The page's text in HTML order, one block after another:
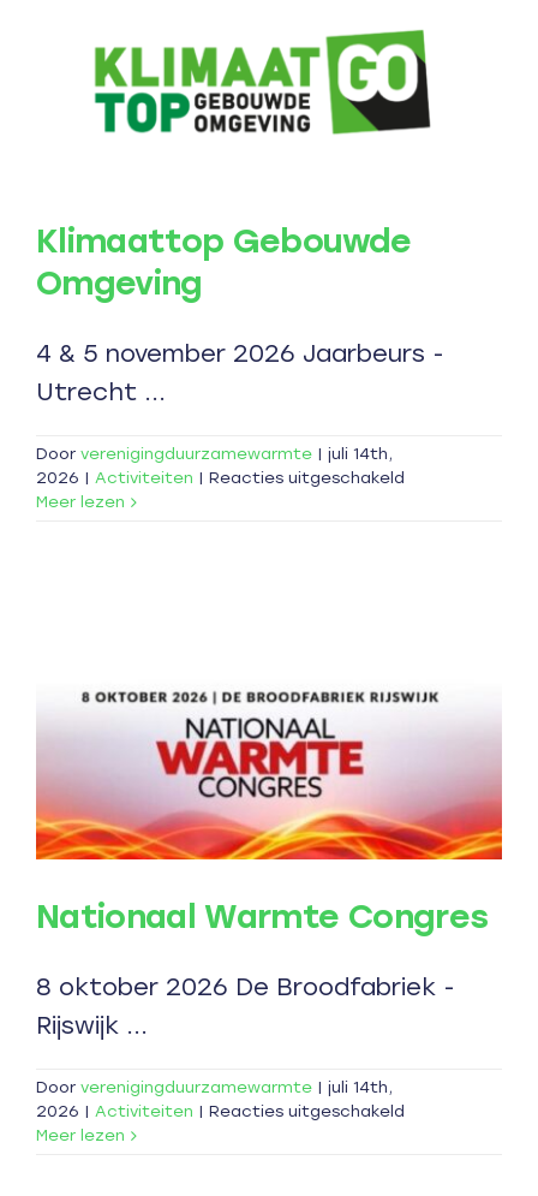
Klimaattop Gebouwde
Omgeving
4 & 5 november 2026 Jaarbeurs -
Utrecht ...
Door verenigingduurzamewarmte | juli 14th,
2026 | Activiteiten | Reacties uitgeschakeld
Meer lezen
Nationaal Warmte Congres
8 oktober 2026 De Broodfabriek -
Rijswijk ...
Door verenigingduurzamewarmte | juli 14th,
2026 | Activiteiten | Reacties uitgeschakeld
Meer lezen